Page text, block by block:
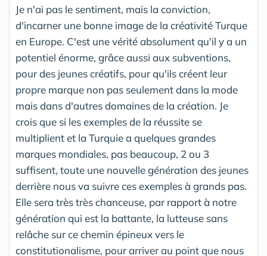
Je n'ai pas le sentiment, mais la conviction,
d'incarner une bonne image de la créativité Turque
en Europe. C'est une vérité absolument qu'il y a un
potentiel énorme, grâce aussi aux subventions,
pour des jeunes créatifs, pour qu'ils créent leur
propre marque non pas seulement dans la mode
mais dans d'autres domaines de la création. Je
crois que si les exemples de la réussite se
multiplient et la Turquie a quelques grandes
marques mondiales, pas beaucoup, 2 ou 3
suffisent, toute une nouvelle génération des jeunes
derrière nous va suivre ces exemples à grands pas.
Elle sera très très chanceuse, par rapport à notre
génération qui est la battante, la lutteuse sans
relâche sur ce chemin épineux vers le
constitutionalisme, pour arriver au point que nous